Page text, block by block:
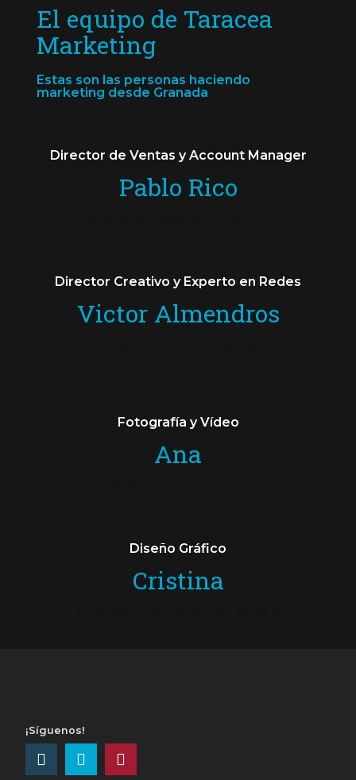
El equipo de Taracea
Marketing
Estas son las personas haciendo
marketing desde Granada
Director de Ventas y Account Manager
Pablo Rico
Director Creativo y Experto en Redes
Victor Almendros
Fotografía y Vídeo
Ana
Diseño Gráfico
Cristina
¡Síguenos!